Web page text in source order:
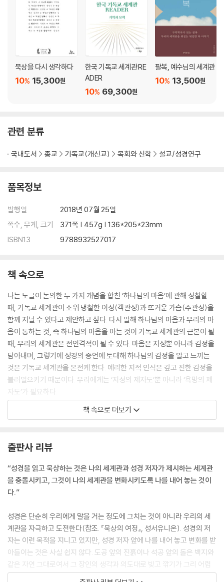
23. 평화: 지금 여기 임하는 하나님 나라
묵상을 다시 생각하다
15,300원
10%
한국 기독교 세계관 RE
ADER
69,300원
10%
팔복, 예수님의 세계관
13,500원
10%
관련 분류
국내도서 종교 기독교(개신교) 목회와 신학 설교/성경연구
품목정보
발행일
2018년 07월 25일
쪽수, 무게, 크기
371쪽 | 457g | 136*205*23mm
ISBN13
9788932527017
책 속으로
나는 노글이 논의한 두 가지 개념을 합친 ‘하나님의 마음’에 관해 성찰할
때, 기독교 세계관이 소위 냉철한 이성(객관성)과 뜨거운 가슴(주관성)을
함께 지닐 수 있다고 제안하고 싶다. 다시 말해 하나님의 마음과 우리의 마
음이 통하는 것, 즉 하나님의 마음을 아는 것이 기독교 세계관의 근본이 될
때, 우리의 세계관은 전인격적이 될 수 있다. 마음은 지성뿐 아니라 감정을
담아내며, 그렇기에 성경의 증언에 토대해 하나님의 감정을 알고 느끼는
것은 기독교 세계관을 온전케 한다. 예리한 지적 인식은 깊고 진한 감정을
불러일으키기 때문이다. 우리에게는 ‘지성의 제자도’뿐 아니라 ‘욕망의 제
자도’가 필요하다.
_1. 하나님의 마음 알기
예를 들어, 창세기 3:16을 근거로 이제는 남자가 여자를 다스리는 것이 세
상의 이치가 되었다고 말하는 것은 창조의 능력과 타락의 한계를 간과한
심각한 잘못이다. “남자가 여자를 다스릴 것”이라는 말은 타락 이후 벗어
날 수 없게 된 남녀의 운명이 아니며 명령은 더더욱 아니다. 그것은 하나님
뿐이다. 여자와 남자 모두를 자신의 형상으로 지으신 하나님의 뜻 안에서
살기로 선택할 때, 남녀는 동등함과 친밀함 속에 살아갈 수 있다(창 1:27;
2:23-25).
_3. 타락한 세상은 운명이 아니다
모든 것이 하나님의 것이라 말하고, 그러니 그것을 다시 하나님께 돌려 드
책 속으로 더보기
출판사 리뷰
“성경을 읽고 묵상하는 것은 나의 세계관과 성경 저자가 제시하는 세계관
을 충돌시키고, 그것이 나의 세계관을 변화시키도록 나를 내어 놓는 것이
다.”
성경은 단순히 우리에게 말을 거는 정도에 그치는 것이 아니라 우리의 세
계관을 자극하고 도전한다(참조. 『묵상의 여정』, 성서유니온). 성경의 저
자는 이런 목적을 지니고 있지만, 성경 저자 앞에 나를 내어 놓고 변화를 받
아들이는 것은 사실 쉽지 않다. 도공 앞의 진흙이나 석공 앞의 돌은 백지와
같은 자연 그대로여서 그 장인의 생각과 의도대로 빚고 깎기가 그리 어렵
지 않지만, 우리의 세계관은 이미 형성되어 있기 때문이다. 어떤 문화 속에